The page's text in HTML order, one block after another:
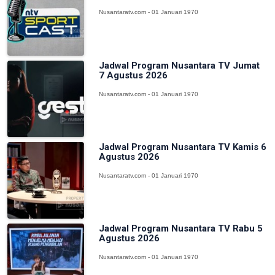
Nusantaratv.com - 01 Januari 1970
Jadwal Program Nusantara TV Jumat
7 Agustus 2026
Nusantaratv.com - 01 Januari 1970
Jadwal Program Nusantara TV Kamis 6
Agustus 2026
Nusantaratv.com - 01 Januari 1970
Jadwal Program Nusantara TV Rabu 5
Agustus 2026
Nusantaratv.com - 01 Januari 1970